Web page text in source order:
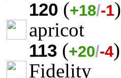
120 (+18/-1)
apricot
113 (+20/-4)
Fidelity